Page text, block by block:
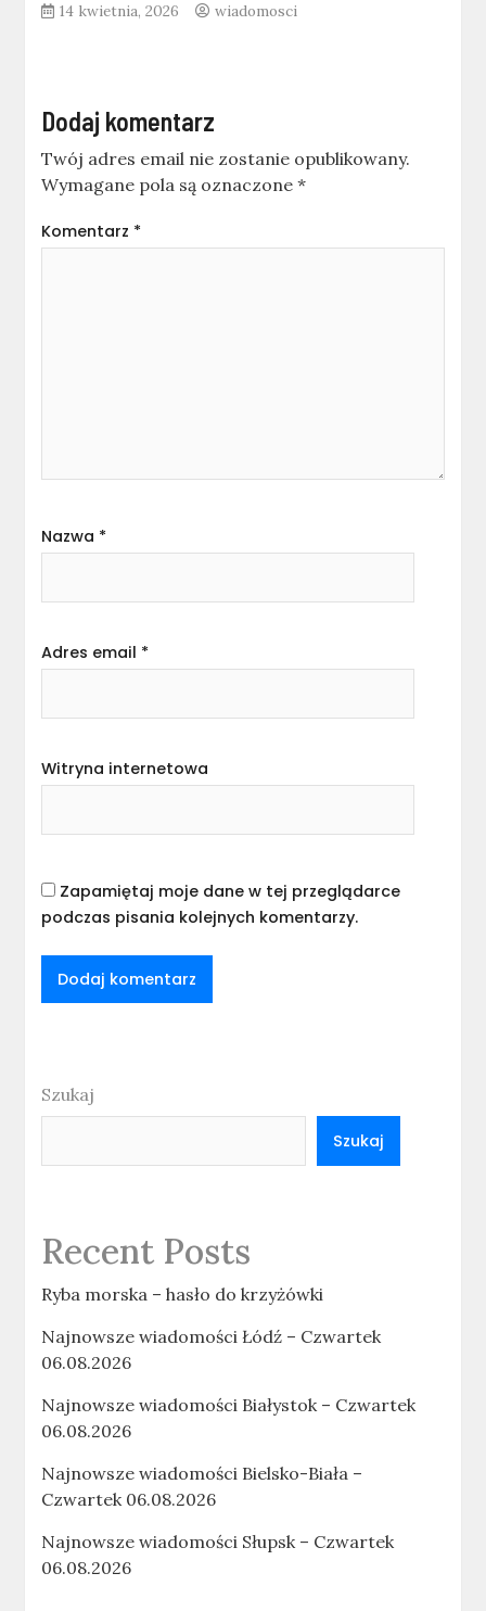
14 kwietnia, 2026 wiadomosci
Dodaj komentarz
Twój adres email nie zostanie opublikowany.
Wymagane pola są oznaczone*
Komentarz *
Nazwa *
Adres email *
Witryna internetowa
Zapamiętaj moje dane w tej przeglądarce
podczas pisania kolejnych komentarzy.
Szukaj
Szukaj
Recent Posts
Ryba morska – hasło do krzyżówki
Najnowsze wiadomości Łódź – Czwartek
06.08.2026
Najnowsze wiadomości Białystok – Czwartek
06.08.2026
Najnowsze wiadomości Bielsko-Biała –
Czwartek 06.08.2026
Najnowsze wiadomości Słupsk – Czwartek
06.08.2026